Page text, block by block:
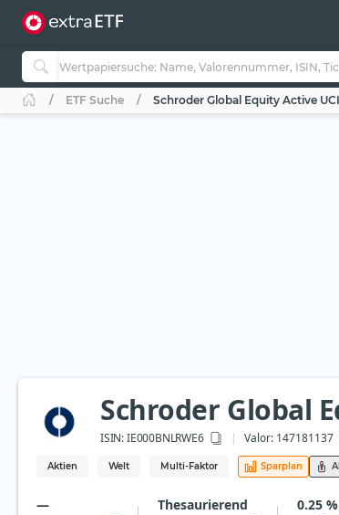
ETF Suche Schroder Global Equity Active
Schroder Global
ISIN:IE000BNLRWE6 Valor: 147181137
Aktien Welt Multi-Faktor Sparplan
— Thesaurierend 0.25 %